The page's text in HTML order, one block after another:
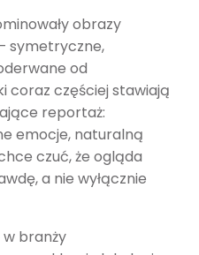
obrazy
symetryczne,
od
coraz częściej stawiają
reportaż:
emocje, naturalną
czuć, że ogląda
a nie wyłącznie
w branży